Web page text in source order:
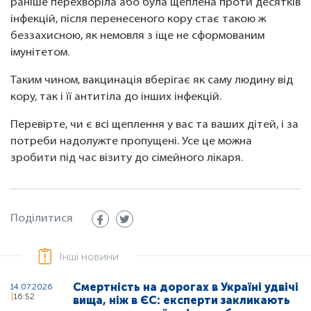
раніше перехворіла або була щеплена проти десятків
інфекцій, після перенесеного кору стає такою ж
беззахисною, як немовля з іще не сформованим
імунітетом.
Таким чином, вакцинація вберігає як саму людину від
кору, так і її антитіла до інших інфекцій.
Перевірте, чи є всі щеплення у вас та ваших дітей, і за
потреби надолужте пропущені. Усе це можна
зробити під час візиту до сімейного лікаря.
Поділитися
Інші новини
14.07.2026
16:52
Смертність на дорогах в Україні удвічі
вища, ніж в ЄС: експерти закликають